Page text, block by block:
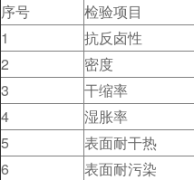
序号
检验项目
1
抗反卤性
2
密度
3
干缩率
4
湿胀率
5
表面耐干热
6
表面耐污染